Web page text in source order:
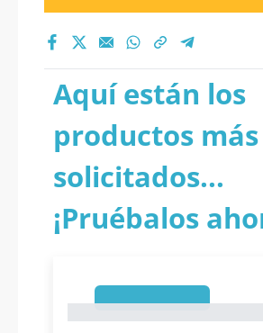
Aquí están los
productos más
solicitados...
¡Pruébalos